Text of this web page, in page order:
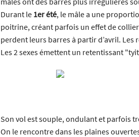
Durant le 1er été, le mâle a une
poitrine, créant parfois un effet de
perdent leurs barres à partir d’avril.
Les 2 sexes émettent un retentissant
Son vol est souple, ondulant et parfois
On le rencontre dans les plaines